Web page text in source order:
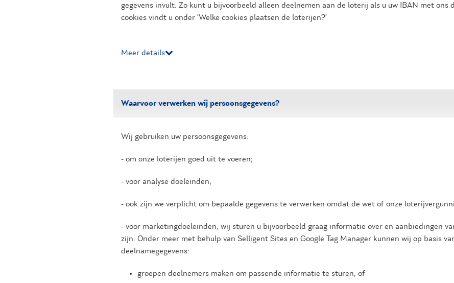
gegevens invult. Zo kunt u bijvoorbeeld alleen deelnemen aan de loterij als u uw IBAN met ons
cookies vindt u onder ‘Welke cookies plaatsen de loterijen?’
Meer details
Waarvoor verwerken wij persoonsgegevens?
Wij gebruiken uw persoonsgegevens:
- om onze loterijen goed uit te voeren;
- voor analyse doeleinden;
- ook zijn we verplicht om bepaalde gegevens te verwerken omdat de wet of onze
- voor marketingdoeleinden, wij sturen u bijvoorbeeld graag informatie over en aanbiedingen
zijn. Onder meer met behulp van Selligent Sites en Google Tag Manager kunnen wij op basis
deelnamegegevens:
groepen deelnemers maken om passende informatie te sturen, of